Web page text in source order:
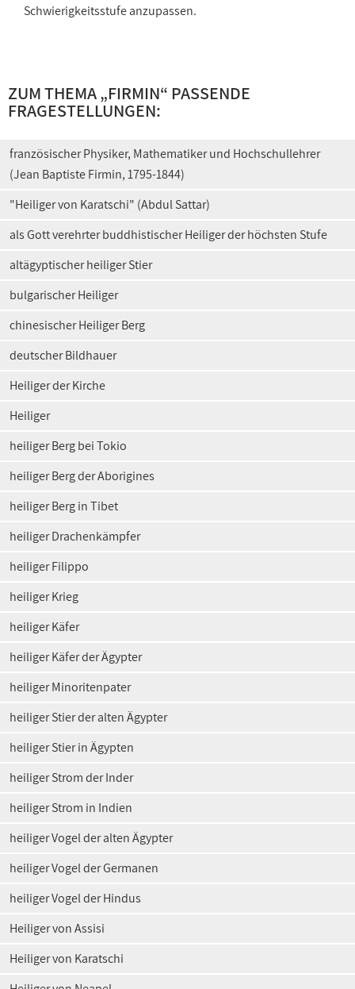
Schwierigkeitsstufe anzupassen.
ZUM THEMA „FIRMIN“ PASSENDE
FRAGESTELLUNGEN:
französischer Physiker, Mathematiker und Hochschullehrer
(Jean Baptiste Firmin, 1795-1844)
"Heiliger von Karatschi" (Abdul Sattar)
als Gott verehrter buddhistischer Heiliger der höchsten Stufe
altägyptischer heiliger Stier
bulgarischer Heiliger
chinesischer Heiliger Berg
deutscher Bildhauer
Heiliger der Kirche
Heiliger
heiliger Berg bei Tokio
heiliger Berg der Aborigines
heiliger Berg in Tibet
heiliger Drachenkämpfer
heiliger Filippo
heiliger Krieg
heiliger Käfer
heiliger Käfer der Ägypter
heiliger Minoritenpater
heiliger Stier der alten Ägypter
heiliger Stier in Ägypten
heiliger Strom der Inder
heiliger Strom in Indien
heiliger Vogel der alten Ägypter
heiliger Vogel der Germanen
heiliger Vogel der Hindus
Heiliger von Assisi
Heiliger von Karatschi